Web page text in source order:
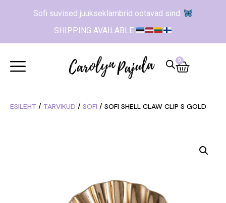
Sofi suvised juukseklambrid ootavad sind.
SHIPPING AVAILABLE
0
ESILEHT / TARVIKUD / SOFI / SOFI SHELL CLAW CLIP S GOLD